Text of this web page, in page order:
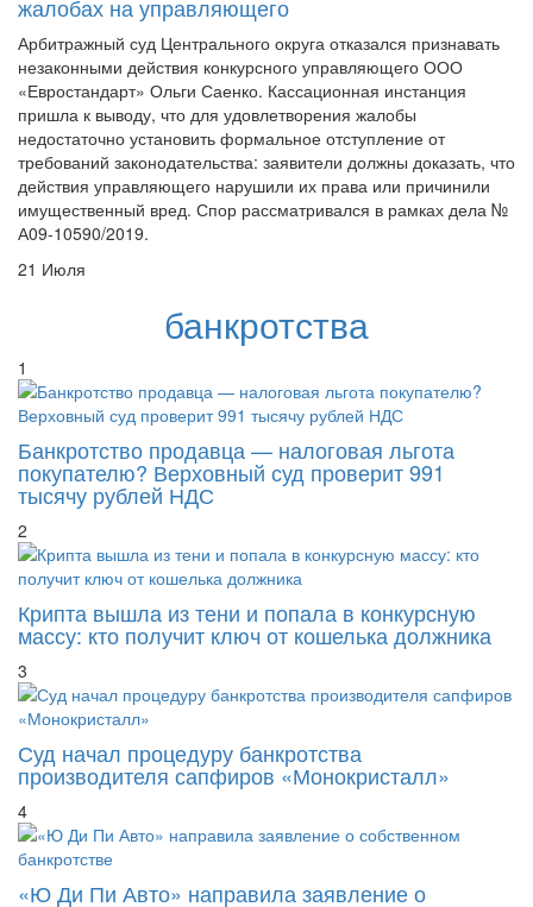
Арбитражный суд Центрального округа отказался признавать
незаконными действия конкурсного управляющего ООО
«Евростандарт» Ольги Саенко. Кассационная инстанция
пришла к выводу, что для удовлетворения жалобы
недостаточно установить формальное отступление от
требований законодательства: заявители должны доказать, что
действия управляющего нарушили их права или причинили
имущественный вред. Спор рассматривался в рамках дела №
А09-10590/2019.
21 Июля
банкротства
Банкротство продавца — налоговая льгота
покупателю? Верховный суд проверит 991
тысячу рублей НДС
2
Крипта вышла из тени и попала в конкурсную
массу: кто получит ключ от кошелька должника
3
Суд начал процедуру банкротства
производителя сапфиров «Монокристалл»
4
«Ю Ди Пи Авто» направила заявление о
собственном банкротстве